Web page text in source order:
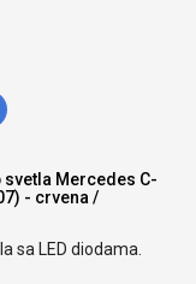
svetla Mercedes C-
- crvena /
sa LED diodama.